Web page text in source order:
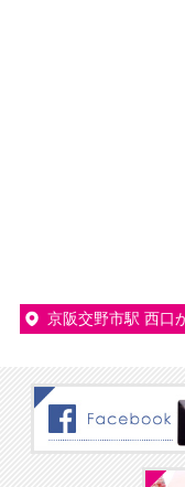
京阪交野市駅 西口